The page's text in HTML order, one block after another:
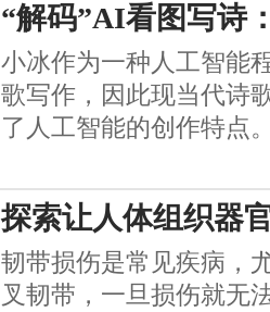
“解码”AI看图写诗
小冰作为一种人工智能
歌写作，因此现当代诗
了人工智能的创作特点
探索让人体组织器
韧带损伤是常见疾病，
叉韧带，一旦损伤就无